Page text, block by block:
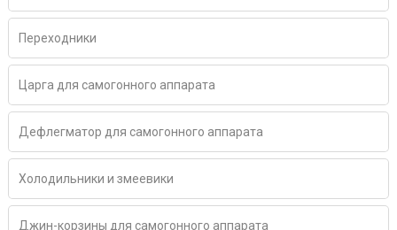
Переходники
Царга для самогонного аппарата
Дефлегматор для самогонного аппарата
Холодильники и змеевики
Джин-корзины для самогонного аппарата